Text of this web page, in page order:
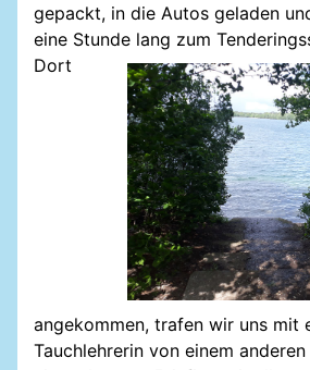
gepackt, in die Autos geladen
eine Stunde lang zum
Dort
angekommen, trafen wir uns mit
Tauchlehrerin von einem